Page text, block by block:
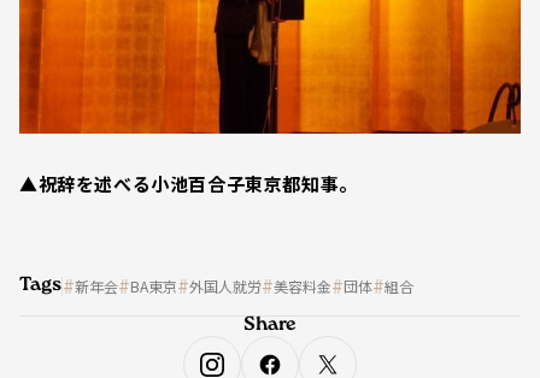
▲祝辞を述べる小池百合子東京都知事。
Tags 新年会 BA東京 外国人就労 美容料金 団体 組合
Share